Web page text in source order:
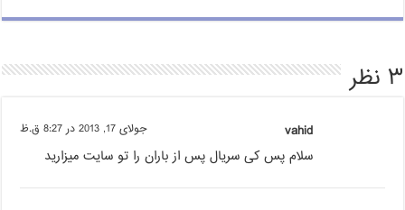
۳ نظر
vahid جولای 17, 2013 در 8:27 ق.ظ
سلام پس کی سریال پس از باران را تو سایت میزارید